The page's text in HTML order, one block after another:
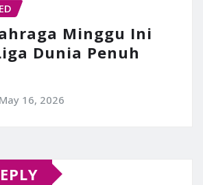
Minggu Ini
Dunia Penuh
May 16, 2026